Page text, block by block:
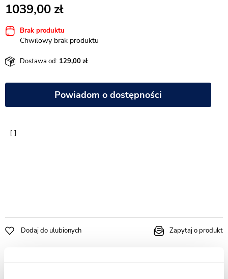
1039,00
Brak produktu
Chwilowy brak produktu
Dostawa od: 129,00
Powiadom o dostępności
Dodaj do ulubionych Zapytaj o produkt
Specyfikacja produktu